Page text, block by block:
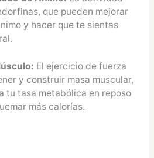
que pueden mejorar
y hacer que te sientas
El ejercicio de fuerza
y construir masa muscular,
tu tasa metabólica en reposo
más calorías.